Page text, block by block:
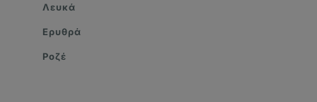
Λευκά
Ερυθρά
Ροζέ